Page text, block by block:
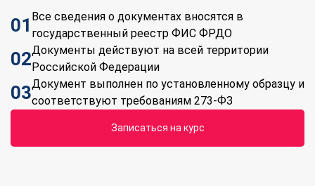
01 Все сведения о документах вносятся в
государственный реестр ФИС ФРДО
02Документы действуют на всей территории
Российской Федерации
03Документ выполнен по установленному образцу и
соответствуют требованиям 273-ФЗ
Записаться на курс